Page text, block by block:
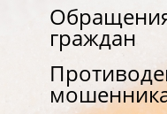
граждан